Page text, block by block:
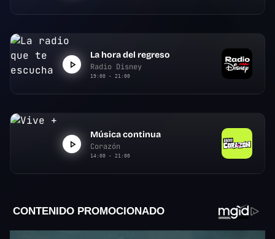
La hora del regreso
Radio Disney
19:00 - 21:00
Música continua
Corazón
14:00 - 21:00